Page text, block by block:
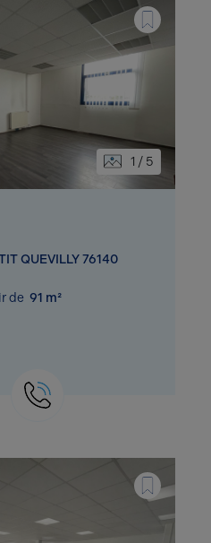
1 / 5
QUEVILLY 76140
de 91 m²